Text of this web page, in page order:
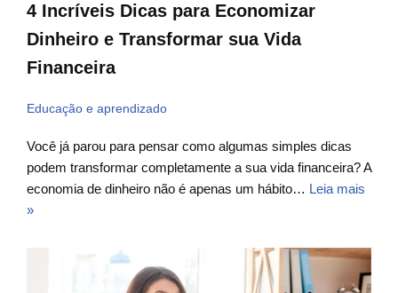
4 Incríveis Dicas para Economizar
Dinheiro e Transformar sua Vida
Financeira
Educação e aprendizado
Você já parou para pensar como algumas simples dicas
podem transformar completamente a sua vida financeira? A
economia de dinheiro não é apenas um hábito… Leia mais
»